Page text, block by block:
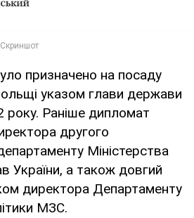
призначено на посаду
указом глави держави
року. Раніше дипломат
другого
Міністерства
України, а також довгий
директора Департаменту
МЗС.